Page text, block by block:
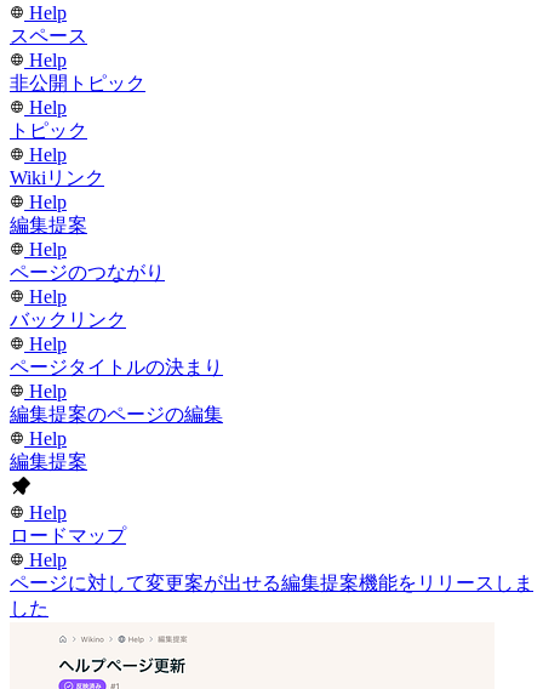
Help
スペース
Help
非公開トピック
Help
トピック
Help
Wikiリンク
Help
編集提案
Help
ページのつながり
Help
バックリンク
Help
ページタイトルの決まり
Help
編集提案のページの編集
Help
編集提案
Help
ロードマップ
Help
ページに対して変更案が出せる編集提案機能をリリースしま
した